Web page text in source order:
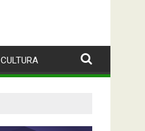
CULTURA